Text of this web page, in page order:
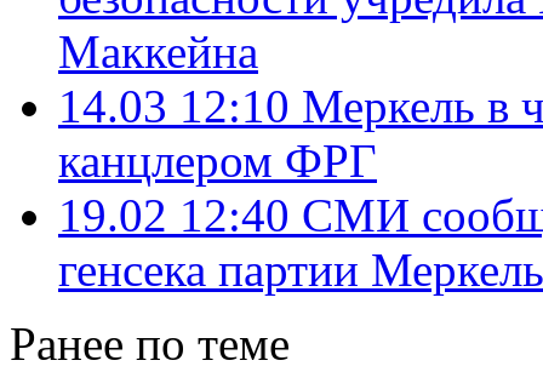
Маккейна
14.03 12:10 Меркель в
канцлером ФРГ
19.02 12:40 СМИ
генсека партии Меркель
Ранее по теме